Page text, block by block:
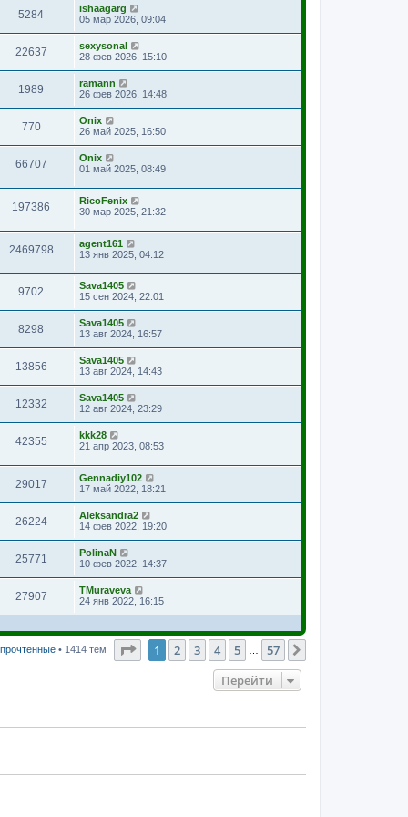
5284
ishaagarg
05 мар 2026, 09:04
22637
sexysonal
28 фев 2026, 15:10
1989
ramann
26 фев 2026, 14:48
770
Onix
26 май 2025, 16:50
66707
Onix
01 май 2025, 08:49
197386
RicoFenix
30 мар 2025, 21:32
2469798
agent161
13 янв 2025, 04:12
9702
Sava1405
15 сен 2024, 22:01
8298
Sava1405
13 авг 2024, 16:57
13856
Sava1405
13 авг 2024, 14:43
12332
Sava1405
12 авг 2024, 23:29
42355
kkk28
21 апр 2023, 08:53
29017
Gennadiy102
17 май 2022, 18:21
26224
Aleksandra2
14 фев 2022, 19:20
25771
PolinaN
10 фев 2022, 14:37
27907
TMuraveva
24 янв 2022, 16:15
• 1414 тем Страница1 из 57
1 2 3 4 5 57
Перейти